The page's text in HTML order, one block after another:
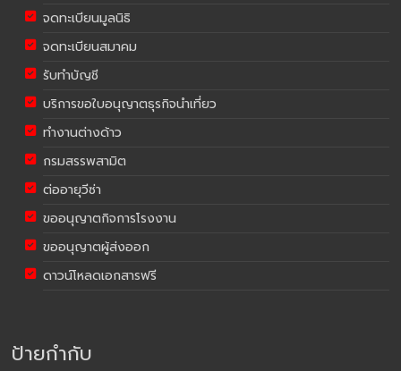
จดทะเบียนมูลนิธิ
จดทะเบียนสมาคม
รับทำบัญชี
บริการขอใบอนุญาตธุรกิจนำเที่ยว
ทำงานต่างด้าว
กรมสรรพสามิต
ต่ออายุวีซ่า
ขออนุญาตกิจการโรงงาน
ขออนุญาตผู้ส่งออก
ดาวน์โหลดเอกสารฟรี
ป้ายกำกับ